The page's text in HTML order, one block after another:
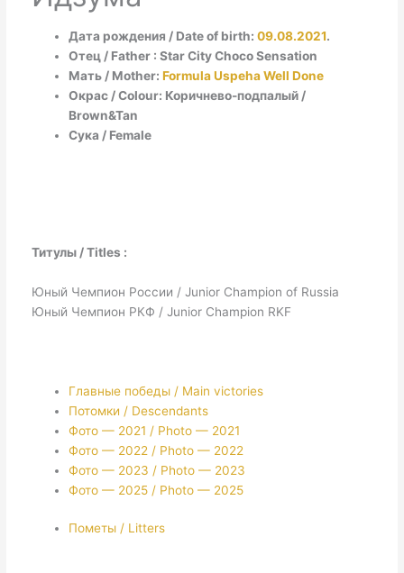
Дата рождения / Date of birth: 09.08.2021.
Отец / Father : Star City Choco Sensation
Мать / Mother: Formula Uspeha Well Done
Окрас / Colour: Коричнево-подпалый /
Brown&Tan
Сука / Female
Титулы / Titles :
Юный Чемпион России / Junior Champion of Russia
Юный Чемпион РКФ / Junior Champion RKF
Главные победы / Main victories
Потомки / Descendants
Фото — 2021 / Photo — 2021
Фото — 2022 / Photo — 2022
Фото — 2023 / Photo — 2023
Фото — 2025 / Photo — 2025
Пометы / Litters